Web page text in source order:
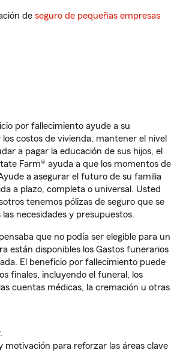
de seguro de pequeñas empresas
por fallecimiento ayude a su
costos de vivienda, mantener el nivel
a pagar la educación de sus hijos, el
Farm® ayuda a que los momentos de
a asegurar el futuro de su familia
a plazo, completa o universal. Usted
tenemos pólizas de seguro que se
necesidades y presupuestos.
que no podía ser elegible para un
están disponibles los Gastos funerarios
El beneficio por fallecimiento puede
finales, incluyendo el funeral, los
cuentas médicas, la cremación u otras
motivación para reforzar las áreas clave